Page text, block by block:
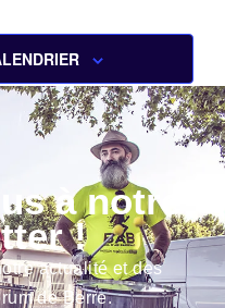
à notre
!
actualité et des
de Berre.